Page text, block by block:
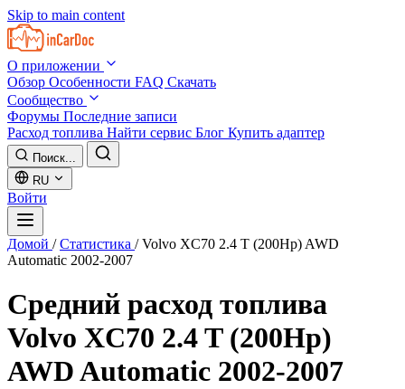
Skip to main content
О приложении
Обзор Особенности FAQ Скачать
Сообщество
Форумы Последние записи
Расход топлива Найти сервис Блог Купить адаптер
Поиск...
RU
Войти
Домой / Статистика / Volvo XC70 2.4 T (200Hp) AWD
Automatic 2002-2007
Средний расход топлива
Volvo XC70 2.4 T (200Hp)
AWD Automatic 2002-2007